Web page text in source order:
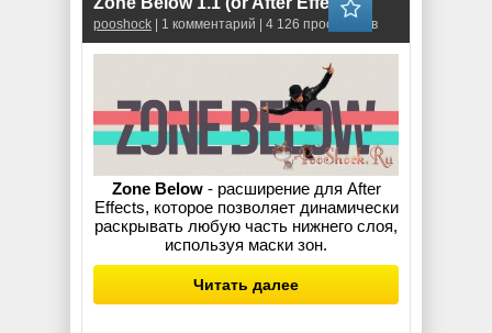
pooshock | 1 комментарий | 4 126 просмотров
Zone Below- расширение для After
Effects, которое позволяет динамически
раскрывать любую часть нижнего слоя,
используя маски зон.
Читать далее